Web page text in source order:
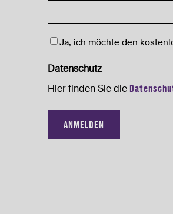
Newsletter
Ja, ich möchte den
Datenschutz
Hier finden Sie die